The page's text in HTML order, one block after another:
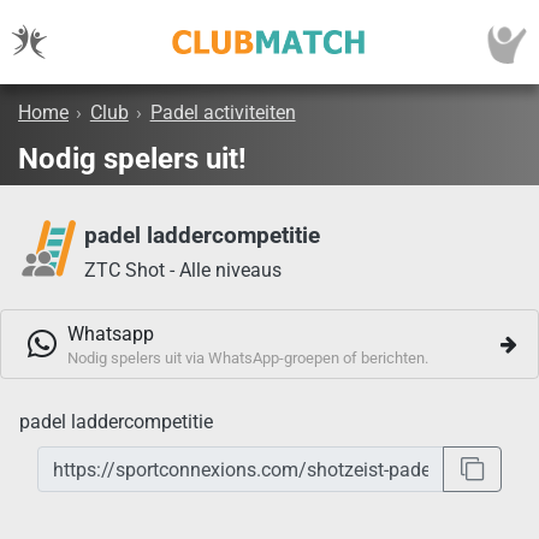
Home › Club › Padel activiteiten
Nodig spelers uit!
padel laddercompetitie
ZTC Shot - Alle niveaus
Whatsapp
Nodig spelers uit via WhatsApp-groepen of berichten.
padel laddercompetitie